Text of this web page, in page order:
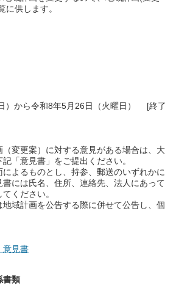
に供します。
）から令和8年5月26日（火曜日） [終了
変更案）に対する意見がある場合は、大
「意見書」をご提出ください。
よるものとし、持参、郵送のいずれかに
には氏名、住所、連絡先、法人にあって
ください。
地域計画を公告する際に併せて公告し、個
見書
書類